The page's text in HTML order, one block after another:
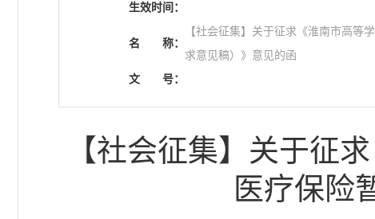
生效时间：
名 称：
【社会征集】关于征求《淮南市高等
求意见稿）》意见的函
文 号：
【社会征集】关于征
医疗保险